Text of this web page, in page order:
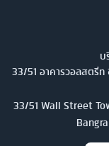
บ
33/51 อาคารวอลสตรี
33/51 Wall Street